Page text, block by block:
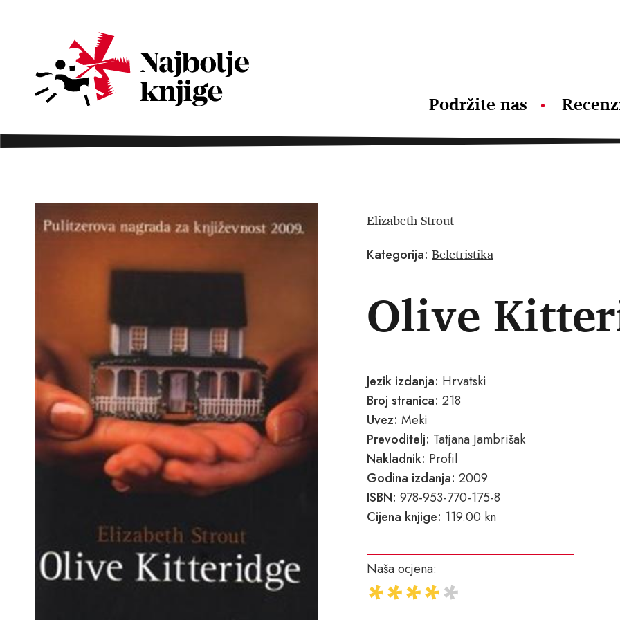
Podržite nas
Elizabeth Strout
Kategorija: Beletristika
Olive
Jezik izdanja: Hrvatski
Broj stranica: 218
Uvez: Meki
Prevoditelj: Tatjana Jambrišak
Nakladnik: Profil
Godina izdanja: 2009
ISBN: 978-953-770-175-8
Cijena knjige: 119.00 kn
Naša ocjena: